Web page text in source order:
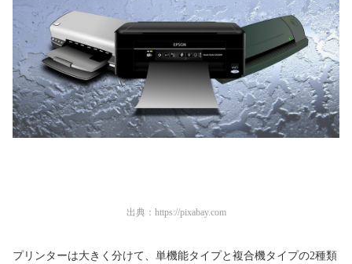
出典： https://pixabay.com
プリンターは大きく分けて、単機能タイプと複合機タイプの2種類